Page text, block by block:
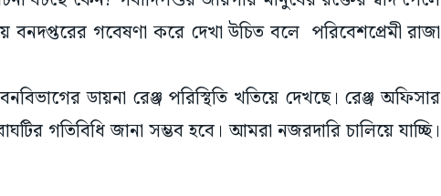
বনদপ্তরের গবেষণা করে দেখা উচিত বলে পরিবেশপ্রেমী রাজা
ডায়না রেঞ্জ পরিস্থিতি খতিয়ে দেখছে। রেঞ্জ অফিসার
গতিবিধি জানা সম্ভব হবে। আমরা নজরদারি চালিয়ে যাচ্ছি।